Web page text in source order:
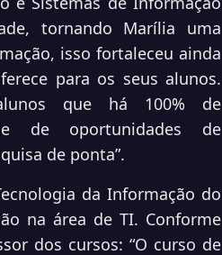
tornando Marília uma
isso fortaleceu ainda
para os seus alunos.
que há 100% de
de oportunidades de
de ponta”.
da Informação do
na área de TI. Conforme
dos cursos: “O curso de